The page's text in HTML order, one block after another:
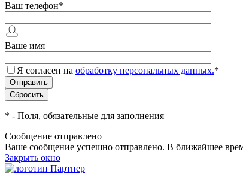
Ваш телефон*
Ваше имя
Я согласен на обработку персональных данных.*
* - Поля, обязательные для заполнения
Сообщение отправлено
Ваше сообщение успешно отправлено. В ближайшее
Закрыть окно